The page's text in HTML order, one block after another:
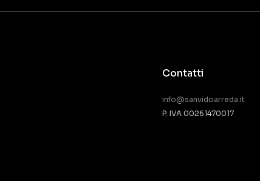
Contatti
info@sanvidoarreda.it
P. IVA 00261470017